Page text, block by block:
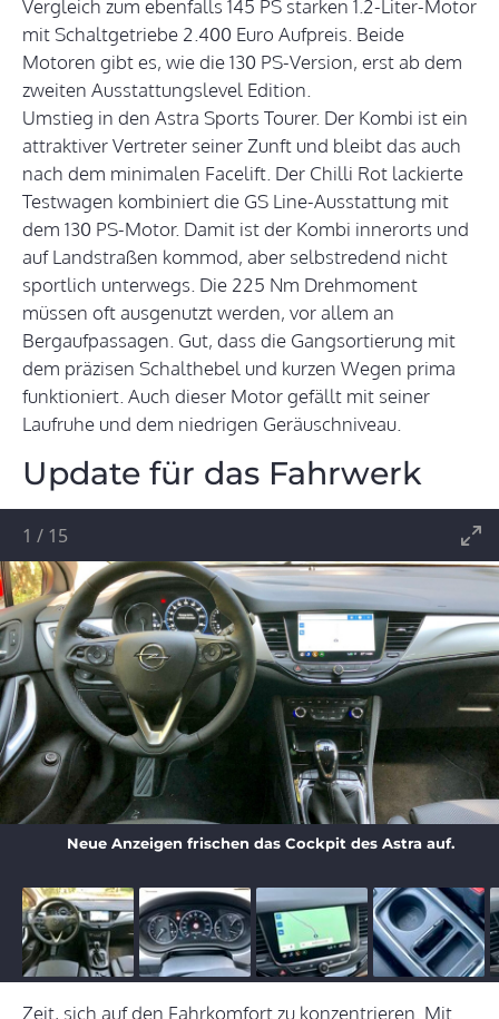
Vergleich zum ebenfalls 145 PS starken 1.2-Liter-Motor
mit Schaltgetriebe 2.400 Euro Aufpreis. Beide
Motoren gibt es, wie die 130 PS-Version, erst ab dem
zweiten Ausstattungslevel Edition.
Umstieg in den Astra Sports Tourer. Der Kombi ist ein
attraktiver Vertreter seiner Zunft und bleibt das auch
nach dem minimalen Facelift. Der Chilli Rot lackierte
Testwagen kombiniert die GS Line-Ausstattung mit
dem 130 PS-Motor. Damit ist der Kombi innerorts und
auf Landstraßen kommod, aber selbstredend nicht
sportlich unterwegs. Die 225 Nm Drehmoment
müssen oft ausgenutzt werden, vor allem an
Bergaufpassagen. Gut, dass die Gangsortierung mit
dem präzisen Schalthebel und kurzen Wegen prima
funktioniert. Auch dieser Motor gefällt mit seiner
Laufruhe und dem niedrigen Geräuschniveau.
Update für das Fahrwerk
Neue Anzeigen frischen das Cockpit des Astra auf.
1 / 15
Zeit, sich auf den Fahrkomfort zu konzentrieren. Mit